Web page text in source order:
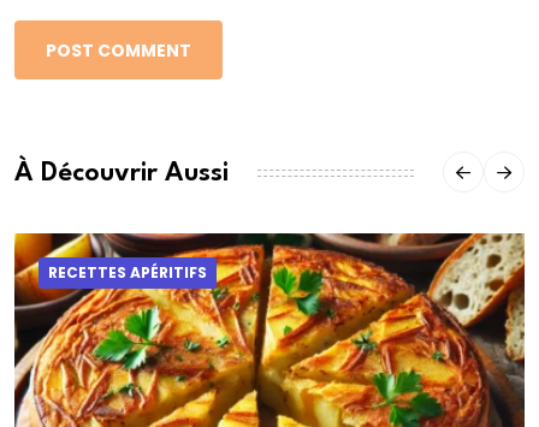
POST COMMENT
À Découvrir Aussi
RECETTES APÉRITIFS